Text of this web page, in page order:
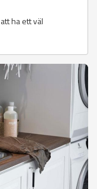
ha ett väl